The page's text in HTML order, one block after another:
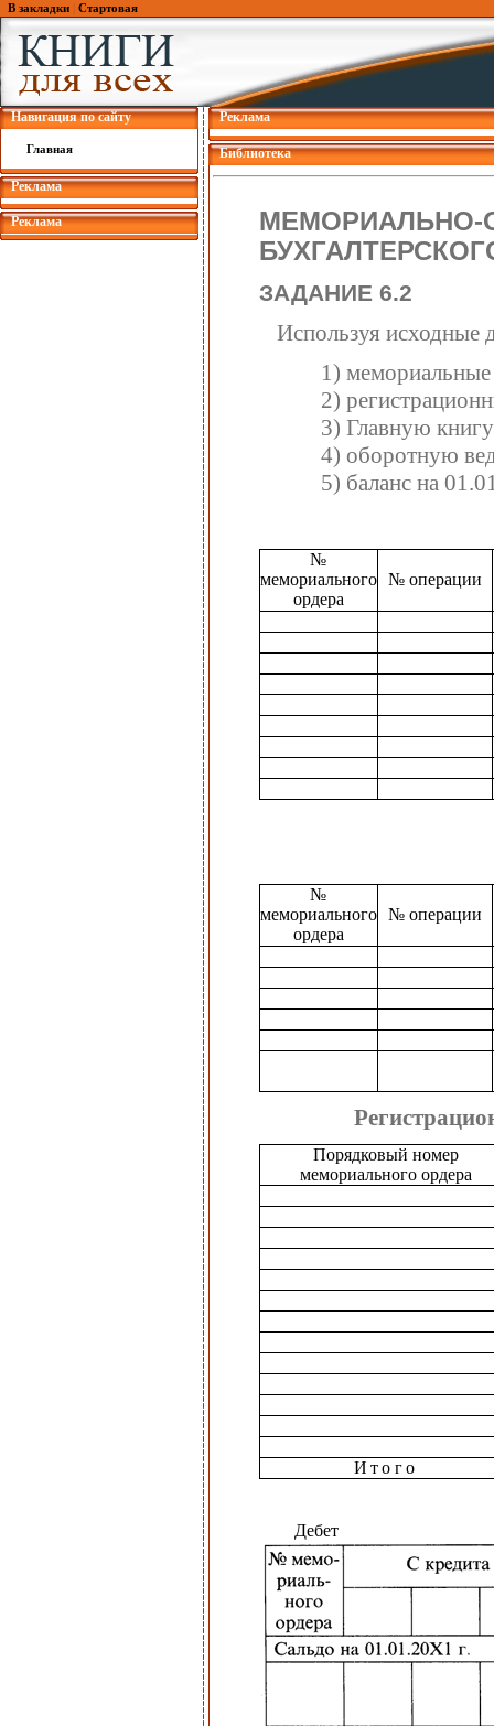
В закладки Стартовая
Навигация по сайту
Главная
Реклама
Реклама
Реклама
Библиотека
МЕМОРИАЛЬНО-
ЗАДАНИЕ 6.2
Используя исходные
1)
2)
3) Главную
4) оборотную
5) баланс на
№
мемориального
ордера
№ операции
№
мемориального
ордера
№ операции
Порядковый номер
мемориального ордера
Итого
Дебет